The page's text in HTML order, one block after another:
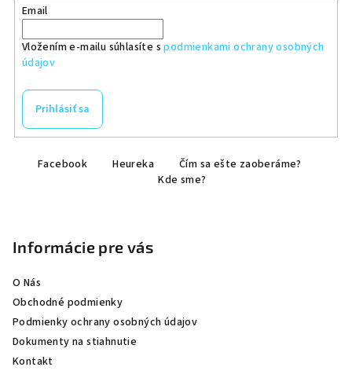
Email
Vložením e-mailu súhlasíte spodmienkami ochrany osobných
údajov
Prihlásiť sa
Facebook Heureka
Čím sa ešte zaoberáme?
Kde sme?
Informácie pre vás
O Nás
Obchodné podmienky
Podmienky ochrany osobných údajov
Dokumenty na stiahnutie
Kontakt